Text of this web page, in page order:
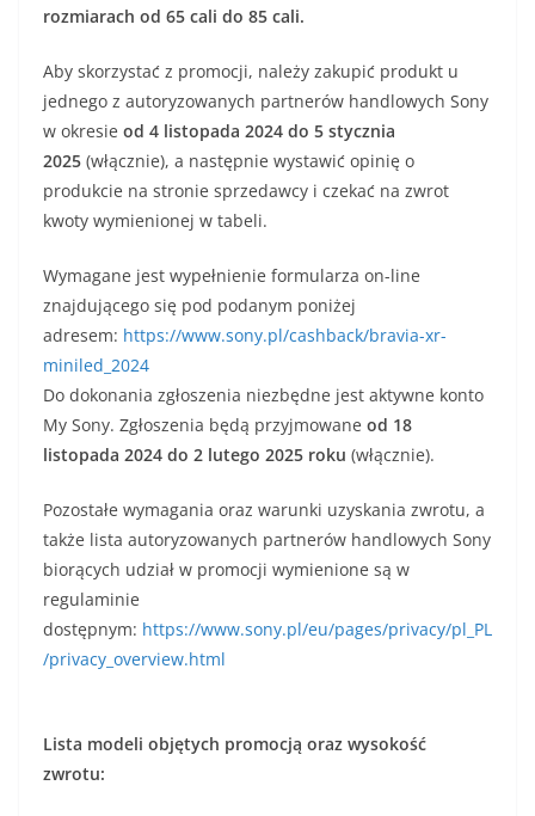
rozmiarach od 65 cali do 85 cali.
Aby skorzystać z promocji, należy zakupić produkt u
jednego z autoryzowanych partnerów handlowych Sony
w okresie od 4 listopada 2024 do 5 stycznia
2025 (włącznie), a następnie wystawić opinię o
produkcie na stronie sprzedawcy i czekać na zwrot
kwoty wymienionej w tabeli.
Wymagane jest wypełnienie formularza on-line
znajdującego się pod podanym poniżej
adresem: https://www.sony.pl/cashback/bravia-xr-
miniled_2024
​Do dokonania zgłoszenia niezbędne jest aktywne konto
My Sony. Zgłoszenia będą przyjmowane od 18
listopada 2024 do 2 lutego 2025 roku (włącznie).
Pozostałe wymagania oraz warunki uzyskania zwrotu, a
także lista autoryzowanych partnerów handlowych Sony
biorących udział w promocji wymienione są w
regulaminie
dostępnym: https://www.sony.pl/eu/pages/privacy/pl_PL
/privacy_overview.html
Lista modeli objętych promocją oraz wysokość
zwrotu: